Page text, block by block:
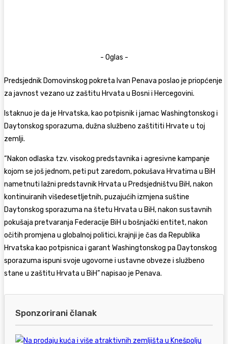
- Oglas -
Predsjednik Domovinskog pokreta Ivan Penava poslao je priopćenje
za javnost vezano uz zaštitu Hrvata u Bosni i Hercegovini.
Istaknuo je da je Hrvatska, kao potpisnik i jamac Washingtonskog i
Daytonskog sporazuma, dužna službeno zaštititi Hrvate u toj
zemlji.
“Nakon odlaska tzv. visokog predstavnika i agresivne kampanje
kojom se još jednom, peti put zaredom, pokušava Hrvatima u BiH
nametnuti lažni predstavnik Hrvata u Predsjedništvu BiH, nakon
kontinuiranih višedesetljetnih, puzajućih izmjena suštine
Daytonskog sporazuma na štetu Hrvata u BiH, nakon sustavnih
pokušaja pretvaranja Federacije BiH u bošnjački entitet, nakon
očitih promjena u globalnoj politici, krajnji je čas da Republika
Hrvatska kao potpisnica i garant Washingtonskog pa Daytonskog
sporazuma ispuni svoje ugovorne i ustavne obveze i službeno
stane u zaštitu Hrvata u BiH” napisao je Penava.
Sponzorirani članak